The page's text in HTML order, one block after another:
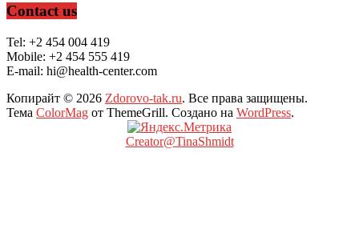
Contact us
Tel: +2 454 004 419
Mobile: +2 454 555 419
E-mail: hi@health-center.com
Копирайт © 2026 Zdorovo-tak.ru. Все права защищены.
Тема ColorMag от ThemeGrill. Создано на WordPress.
Creator@TinaShmidt